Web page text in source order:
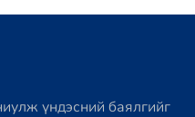
үндэсний баялгийг